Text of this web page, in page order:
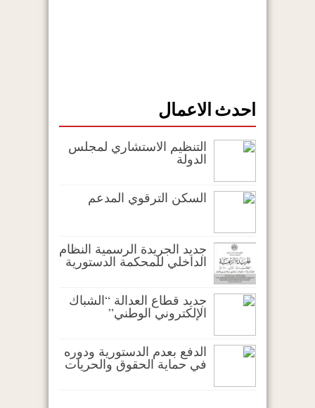
احدث الاعمال
التنظيم الاستشاري لمجلس
الدولة
السكن الترقوي المدعم
جديد الجريدة الرسمية النظام
الداخلي للمحكمة الدستورية
جديد قطاع العدالة “الشباك
الإلكتروني الوطني”
الدفع بعدم الدستورية ودوره
في حماية الحقوق والحريات